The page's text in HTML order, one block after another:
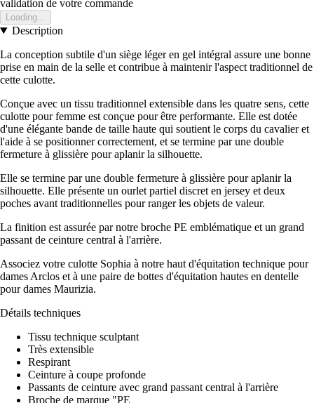
validation de votre commande
Loading...
Description
La conception subtile d'un siège léger en gel intégral assure une bonne
prise en main de la selle et contribue à maintenir l'aspect traditionnel de
cette culotte.
Conçue avec un tissu traditionnel extensible dans les quatre sens, cette
culotte pour femme est conçue pour être performante. Elle est dotée
d'une élégante bande de taille haute qui soutient le corps du cavalier et
l'aide à se positionner correctement, et se termine par une double
fermeture à glissière pour aplanir la silhouette.
Elle se termine par une double fermeture à glissière pour aplanir la
silhouette. Elle présente un ourlet partiel discret en jersey et deux
poches avant traditionnelles pour ranger les objets de valeur.
La finition est assurée par notre broche PE emblématique et un grand
passant de ceinture central à l'arrière.
Associez votre culotte Sophia à notre haut d'équitation technique pour
dames Arclos et à une paire de bottes d'équitation hautes en dentelle
pour dames Maurizia.
Détails techniques
Tissu technique sculptant
Très extensible
Respirant
Ceinture à coupe profonde
Passants de ceinture avec grand passant central à l'arrière
Broche de marque "PE